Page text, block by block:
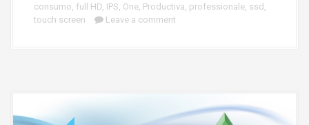
consumo full HD IPS One Productiva professionale ssd
touch screen
Leave a comment